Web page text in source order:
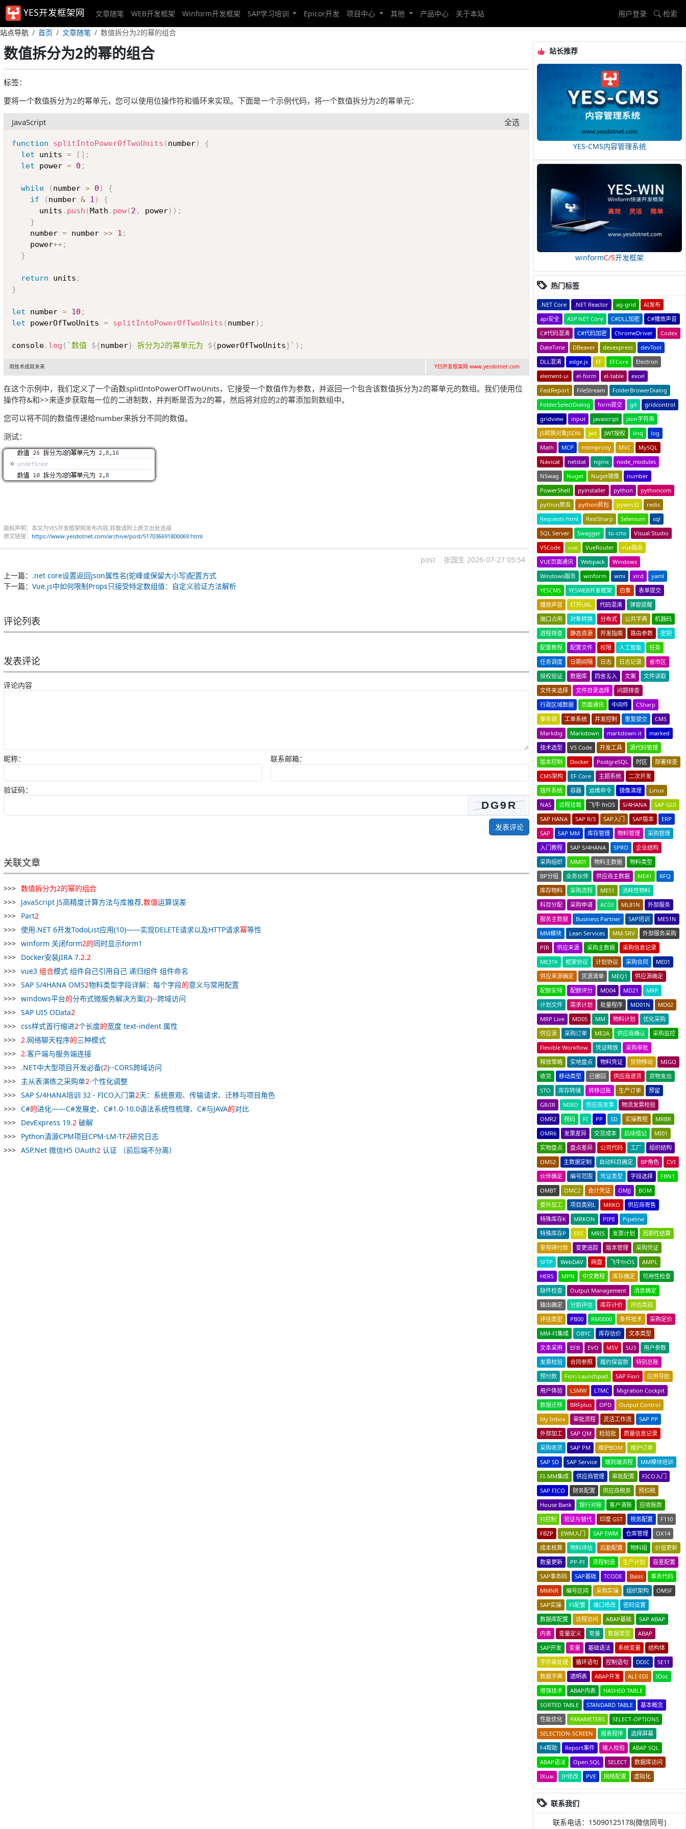
YES开发框架网 文章随笔 WEB开发框架 Winform开发框架 SAP学习培训 Epicor开发 项目中心 其他 产品中心 关于本站 用户登录
检索
站点导航
首页 文章随笔 数值拆分为2的幂的组合
数值拆分为2的幂的组合
标签：
要将一个数值拆分为2的幂单元，您可以使用位操作符和循环来实现。下面是一个示例代码，将一个数值拆分为2的幂单元：
JavaScript 全选
function splitIntoPowerOfTwoUnits ( number)
{
let units = [ ] ;
let power = 0 ;
while ( number > 0 )
{
if
( number & 1 )
{
      units
. push (Math . pow( 2 , power) ) ;
}
    number
= number >> 1 ;
    power
++;
}
return units ;
}
let number = 10 ;
let powerOfTwoUnits = splitIntoPowerOfTwoUnits ( number) ;
console. log ( `数值 ${number} 拆分为2的幂单元为 ${powerOfTwoUnits}` ) ;
用技术成就未来 YES开发框架网 www.yesdotnet.com
在这个示例中，我们定义了一个函数splitIntoPowerOfTwoUnits，它接受一个数值作为参数，并返回一个包含该数值拆分为2的幂单元的数组。我们使用位
操作符&和>>来逐步获取每一位的二进制数，并判断是否为2的幂，然后将对应的2的幂添加到数组中。
您可以将不同的数值传递给number来拆分不同的数值。
测试：
版权声明：本文为YES开发框架网发布内容,转载请附上原文出处连接
原文链接： https://www.yesdotnet.com/archive/post/517036691800069.html
post 张国生 2026-07-27 05:54
上一篇： .net core设置返回json属性名(驼峰或保留大小写)配置方式
下一篇： Vue.js中如何限制Props只接受特定数组值：自定义验证方法解析
评论列表
发表评论
评论内容
昵称： 联系邮箱：
验证码：
发表评论
关联文章
数值拆分为2的幂的组合
JavaScript JS高精度计算方法与库推荐,数值运算误差
Part2
使用.NET 6开发TodoList应用(10)——实现DELETE请求以及HTTP请求幂等性
winform 关闭form2的同时显示form1
Docker安装JIRA 7.2.2
vue3 组合模式 组件自己引用自己 递归组件 组件命名
SAP S/4HANA OMS2物料类型字段详解：每个字段的意义与常用配置
windows平台的分布式微服务解决方案(2)--跨域访问
SAP UI5 OData2
css样式首行缩进2个长度的宽度 text-indent 属性
2.网络聊天程序的三种模式
2.客户端与服务端连接
.NET中大型项目开发必备(2)--CORS跨域访问
主从表演练之采购单2-个性化调整
SAP S/4HANA培训 32 - FICO入门第2天：系统景观、传输请求、迁移与项目角色
C#的进化——C#发展史、C#1.0-10.0语法系统性梳理、C#与JAVA的对比
DevExpress 19.2 破解
Python清源CPM项目CPM-LM-TF2研究日志
ASP.Net 微信H5 OAuth2 认证 （前后端不分离）
站长推荐
YES-CMS内容管理系统
winformC/S开发框架
热门标签
.NET Core .NET Reactor ag-grid
AI发布
api安全
ASP.NET Core C#DLL加密
C#播放声音
C#代码混淆
C#代码加密 ChromeDriver
Codex
DateTime
DBeaver devexpress
devTool
DLL混淆
edge.js EF EFCore
Electron
element-ui
el-form el-table
excel
FastReport
FileStream
FolderBrowerDialog
FolderSelectDialog
form提交 git
gridcontrol
gridview
input javascript
json字符串
JS转换对象JSON
jwt JWT授权 linq
log
Math
MCP mitmproxy MVC
MySQL
Navicat
netstat nginx
node_modules
NSwag
Nuget Nuget镜像
number
PowerShell
pyinstaller python
pythoncom
python爬虫
python抓包 pywin32
redis
Requests-html
RestSharp Selenium
sql
SQL Server
Swagger to-cms
Visual Studio
VSCode
vue VueRouter
vue路由
VUE页面通讯
Webpack
Windows
Windows服务
winform wmi xlrd
yaml
YESCMS
YESWEB开发框架 白象
表单提交
播放声音
打开URL 代码混淆
弹窗提醒
端口占用
对象转换 分布式 公共字典
机器码
进程排查
静态资源 开发指南 路由参数
密钥
配置教程
配置文件 权限 人工智能
任务
任务调度
日期间隔 日志 日志记录
省市区
授权验证
数据库 四舍五入 文案
文件读取
文件夹选择
文件目录选择
问题排查
行政区域数据
页面通讯 中间件
CSharp
事务锁
工单系统 并发控制 重复提交
CMS
Markdig
Markdown markdown-it
marked
技术选型
VS Code 开发工具
源代码管理
版本控制
Docker PostgreSQL 时区
部署排查
CMS架构
EF Core 主题系统
二次开发
插件系统
容器 运维命令 镜像清理
Linux
NAS
远程挂载 飞牛 fnOS S/4HANA
SAP GUI
SAP HANA
SAP R/3 SAP入门 SAP版本
ERP
SAP
SAP MM 库存管理 物料管理
采购管理
入门教程
SAP S/4HANA SPRO
企业结构
采购组织
MM01 物料主数据
物料类型
BP分组
业务伙伴 供应商主数据 ME41
RFQ
库存物料
采购流程 ME51
消耗性物料
科目分配
采购申请 AC03 ML81N
外部服务
服务主数据
Business Partner SAP培训
ME51N
MM模块
Lean Services MM-SRV
外部服务采购
PIR
供应来源 采购主数据
采购信息记录
ME31K
框架协议 计划协议 采购合同
ME01
供应来源确定
货源清单 MEQ1
供应源确定
配额安排
配额评分 MD04 MD21
MRP
计划文件
需求计划 批量程序 MD01N
MD02
MRP Live
MD05 MM 物料计划
优化采购
供应源
采购订单 ME2A 供应商确认
采购监控
Flexible Workflow
凭证释放
采购审批
释放策略
实地盘点 物料凭证 货物移动
MIGO
收货
移动类型 已撤回 供应商退货
货物发出
STO
库存转储 转移过账 生产订单
预留
GR/IR
MIRO 供应商发票
物流发票校验
OMR2
税码 FI PP SD 实操教程
MRBR
OMR6
发票差异 交货成本 后续借记
MI01
实物盘点
盘点差异 公司代码 工厂
组织结构
OMS2
主数据定制 自动科目确定 BP角色
CVI
伙伴确定
编号范围 凭证类型 字段选择
FBN1
OMBT
OMC2 会计凭证 OMJJ
BOM
委外加工
项目类别L MRKO
供应商寄售
特殊库存K
MRKON PIPE
Pipeline
特殊库存P
ERS MRIS 发票计划
周期性结算
里程碑付款
变更追踪 版本管理
采购凭证
SFTP
WebDAV 网盘 飞牛fnOS
AMPL
HERS
MPN 中文教程 库存确定
可用性检查
缺件检查
Output Management
消息确定
输出确定
分割评估 库存计价
评估类别
评估类型
PB00 RM0000 条件技术
采购定价
MM-FI集成
OBYC 库存估价
文本类型
文本采用
EFB EVO MSV SU3
用户参数
发票校验
合同参照 履约保留款
特别总账
预付款
Fiori Launchpad SAP Fiori
应用导航
用户体验
LSMW LTMC
Migration Cockpit
数据迁移
BRFplus OPD
Output Control
My Inbox
审批流程 灵活工作流
SAP PP
外部加工
SAP QM 检验批
质量信息记录
采购收货
SAP PM 维护BOM
维护订单
SAP SD
SAP Service 端到端流程
MM模块培训
FI-MM集成
供应商管理 审批配置
FICO入门
SAP FICO
财务配置 供应商税务
预扣税
House Bank
银行对账 客户清账
应收账款
FI控制
验证与替代 印度 GST 税务配置
F110
FBZP
EWM入门 SAP EWM 仓库管理
OX14
成本核算
物料评估 后勤配置 物料组
价值更新
数量更新
PP-PI 流程制造 生产计划
容差配置
SAP事务码
SAP基础 TCODE Basis
事务代码
MMNR
编号区间 采购实操 组织架构
OMSF
SAP实操
FI配置 端口修改
密码设置
数据库配置
远程访问 ABAP基础
SAP ABAP
内表
变量定义 常量 数据类型
ABAP
SAP开发
变量 基础语法 系统变量
结构体
字符串处理
循环语句 控制语句 DDIC
SE11
数据字典
透明表 ABAP开发 ALE EDI
IDoc
增强技术
ABAP内表
HASHED TABLE
SORTED TABLE
STANDARD TABLE
基本概念
性能优化
PARAMETERS
SELECT-OPTIONS
SELECTION-SCREEN
报表程序
选择屏幕
F4帮助
Report事件 输入校验
ABAP SQL
ABAP语法
Open SQL SELECT
数据库访问
IKuai
IP修改 PVE 网络配置 虚拟化
联系我们
联系电话：15090125178(微信同号)